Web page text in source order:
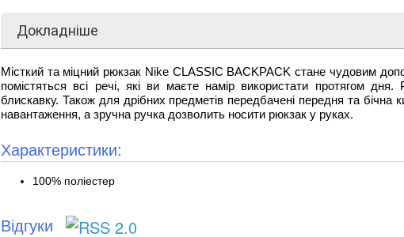
Докладніше
Місткий та міцний рюкзак Nike CLASSIC BACKPACK стане чудовим
помістяться всі речі, які ви маєте намір використати протягом
блискавку. Також для дрібних предметів передбачені передня та бічна
навантаження, а зручна ручка дозволить носити рюкзак у руках.
Характеристики:
100% поліестер
Відгуки